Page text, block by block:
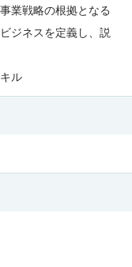
業戦略の根拠となる
ジネスを定義し、説
ル